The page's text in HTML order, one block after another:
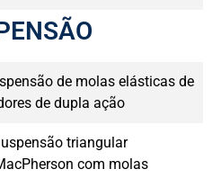
de molas elásticas de
de dupla ação
triangular
com molas